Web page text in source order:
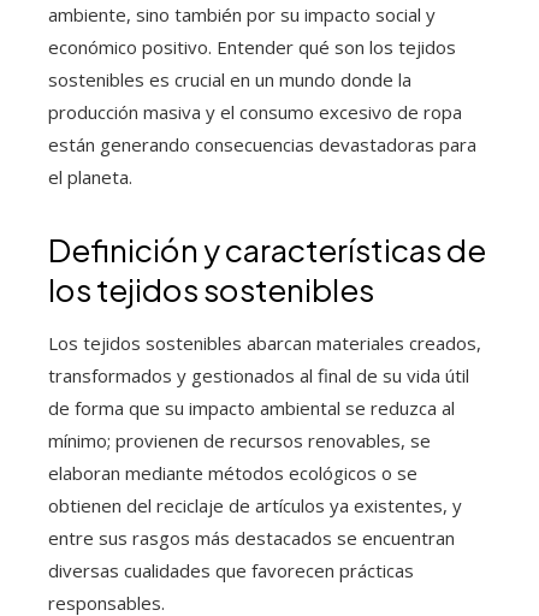
ambiente, sino también por su impacto social y
económico positivo. Entender qué son los tejidos
sostenibles es crucial en un mundo donde la
producción masiva y el consumo excesivo de ropa
están generando consecuencias devastadoras para
el planeta.
Definición y características de
los tejidos sostenibles
Los tejidos sostenibles abarcan materiales creados,
transformados y gestionados al final de su vida útil
de forma que su impacto ambiental se reduzca al
mínimo; provienen de recursos renovables, se
elaboran mediante métodos ecológicos o se
obtienen del reciclaje de artículos ya existentes, y
entre sus rasgos más destacados se encuentran
diversas cualidades que favorecen prácticas
responsables.